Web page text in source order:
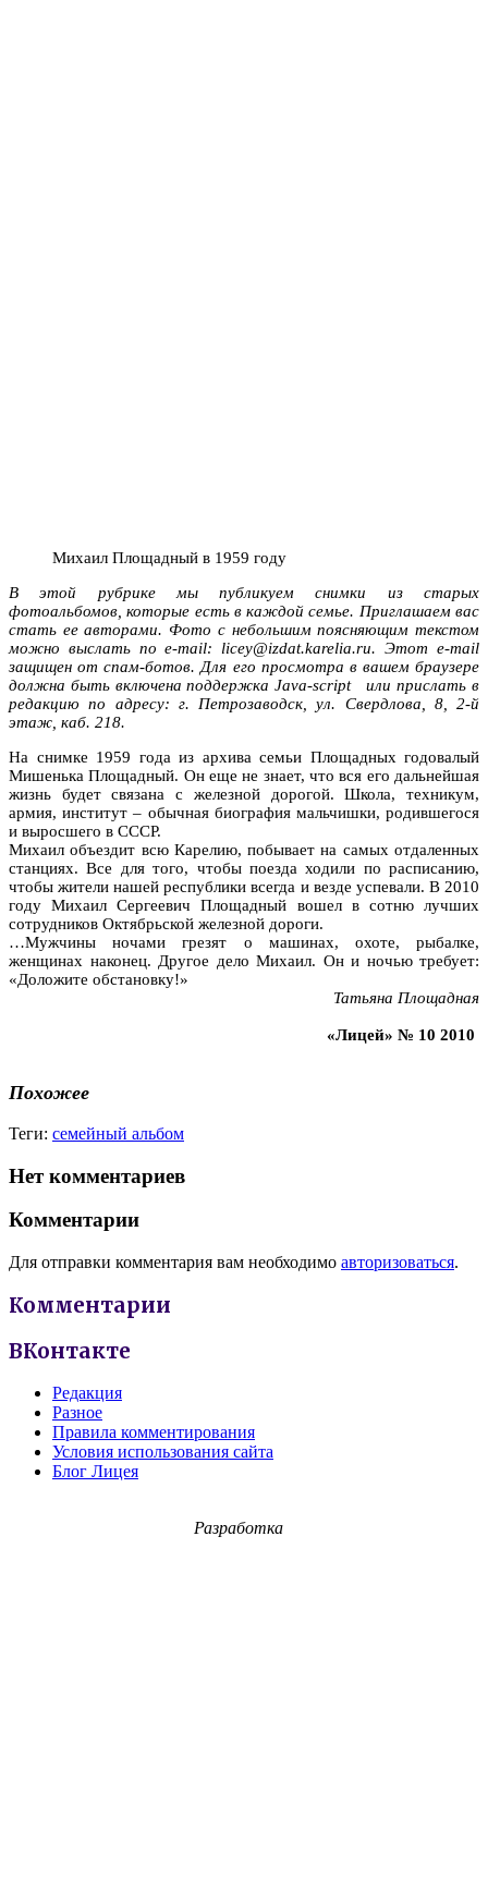
Михаил Площадный в 1959 году
В этой рубрике мы публикуем снимки из старых
фотоальбомов, которые есть в каждой семье. Приглашаем вас
стать ее авторами. Фото с небольшим поясняющим текстом
можно выслать по e-mail: licey@izdat.karelia.ru. Этот e-mail
защищен от спам-ботов. Для его просмотра в вашем браузере
должна быть включена поддержка Java-script или прислать в
редакцию по адресу: г. Петрозаводск, ул. Свердлова, 8, 2-й
этаж, каб. 218.
На снимке 1959 года из архива семьи Площадных годовалый
Мишенька Площадный. Он еще не знает, что вся его дальнейшая
жизнь будет связана с железной дорогой. Школа, техникум,
армия, институт – обычная биография мальчишки, родившегося
и выросшего в СССР.
Михаил объездит всю Карелию, побывает на самых отдаленных
станциях. Все для того, чтобы поезда ходили по расписанию,
чтобы жители нашей республики всегда и везде успевали. В 2010
году Михаил Сергеевич Площадный вошел в сотню лучших
сотрудников Октябрьской железной дороги.
…Мужчины ночами грезят о машинах, охоте, рыбалке,
женщинах наконец. Другое дело Михаил. Он и ночью требует:
«Доложите обстановку!»
Татьяна Площадная
«Лицей» № 10 2010
Похожее
Теги: семейный альбом
Нет комментариев
Комментарии
Для отправки комментария вам необходимо авторизоваться.
Комментарии
ВКонтакте
Редакция
Разное
Правила комментирования
Условия использования сайта
Блог Лицея
Разработка